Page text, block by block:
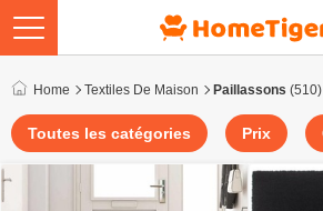
Home Textiles De Maison Paillassons (510)
Toutes les catégories Prix